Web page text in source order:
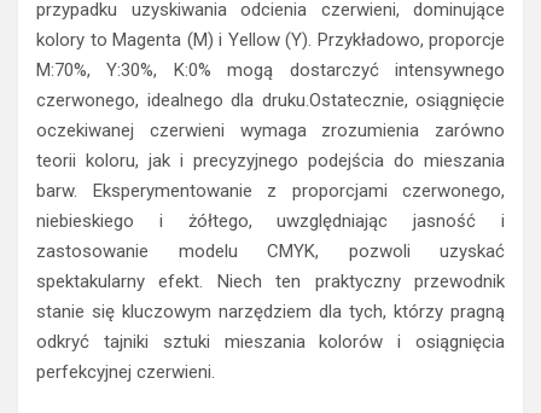
przypadku uzyskiwania odcienia czerwieni, dominujące
kolory to Magenta (M) i Yellow (Y). Przykładowo, proporcje
M:70%, Y:30%, K:0% mogą dostarczyć intensywnego
czerwonego, idealnego dla druku.Ostatecznie, osiągnięcie
oczekiwanej czerwieni wymaga zrozumienia zarówno
teorii koloru, jak i precyzyjnego podejścia do mieszania
barw. Eksperymentowanie z proporcjami czerwonego,
niebieskiego i żółtego, uwzględniając jasność i
zastosowanie modelu CMYK, pozwoli uzyskać
spektakularny efekt. Niech ten praktyczny przewodnik
stanie się kluczowym narzędziem dla tych, którzy pragną
odkryć tajniki sztuki mieszania kolorów i osiągnięcia
perfekcyjnej czerwieni.